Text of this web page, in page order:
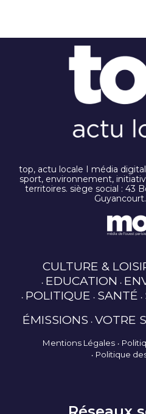
top, actu locale I média
sport, environnement,
territoires. siège social : 43
CULTURE &
EDUCATION
POLITIQUE SANTÉ
ÉMISSIONS VOTRE
Mentions Légales
Politique